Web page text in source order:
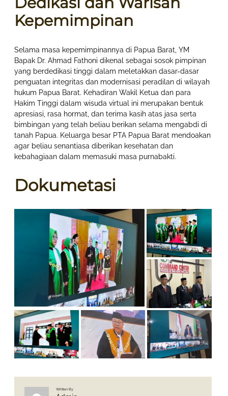
Kepemimpinan
Selama masa kepemimpinannya di Papua Barat, YM
Bapak Dr. Ahmad Fathoni dikenal sebagai sosok pimpinan
yang berdedikasi tinggi dalam meletakkan dasar-dasar
penguatan integritas dan modernisasi peradilan di wilayah
hukum Papua Barat. Kehadiran Wakil Ketua dan para
Hakim Tinggi dalam wisuda virtual ini merupakan bentuk
apresiasi, rasa hormat, dan terima kasih atas jasa serta
bimbingan yang telah beliau berikan selama mengabdi di
tanah Papua. Keluarga besar PTA Papua Barat mendoakan
agar beliau senantiasa diberikan kesehatan dan
kebahagiaan dalam memasuki masa purnabakti.
Dokumetasi
Written By